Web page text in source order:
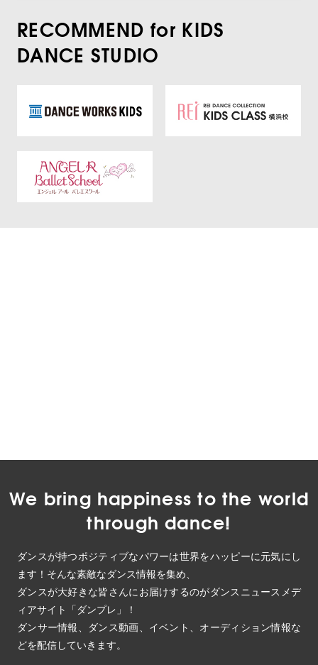
RECOMMEND for KIDS
DANCE STUDIO
We bring happiness to the world
through dance!
ダンスが持つポジティブなパワーは世界をハッピーに元気にし
ます！そんな素敵なダンス情報を集め、
ダンスが大好きな皆さんにお届けするのがダンスニュースメデ
ィアサイト「ダンプレ」！
ダンサー情報、ダンス動画、イベント、オーディション情報な
どを配信していきます。